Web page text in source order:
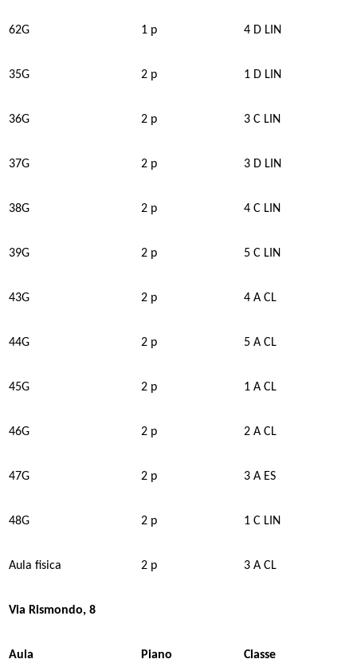
62G 1 p 4 D LIN
35G 2 p 1 D LIN
36G 2 p 3 C LIN
37G 2 p 3 D LIN
38G 2 p 4 C LIN
39G 2 p 5 C LIN
43G 2 p 4 A CL
44G 2 p 5 A CL
45G 2 p 1 A CL
46G 2 p 2 A CL
47G 2 p 3 A ES
48G 2 p 1 C LIN
Aula fisica 2 p 3 A CL
Via Rismondo, 8
Aula Piano Classe